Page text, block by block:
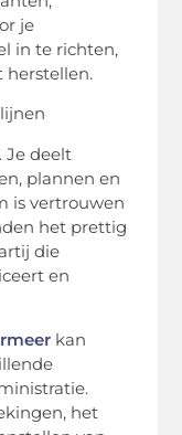
je
in te richten,
herstellen.
Je deelt
plannen en
is vertrouwen
het prettig
die
en
kan
het